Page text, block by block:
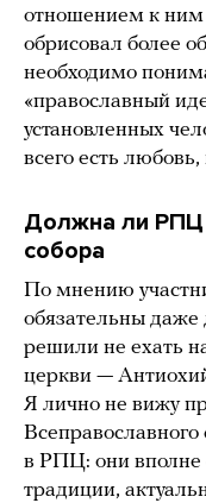
отношением к ним
обрисовал более
необходимо
«православный
установленных
всего есть
Должна ли РПЦ
собора
По мнению
обязательны даже
решили не ехать
церкви —
Я лично не вижу
в РПЦ: они вполне
традиции,